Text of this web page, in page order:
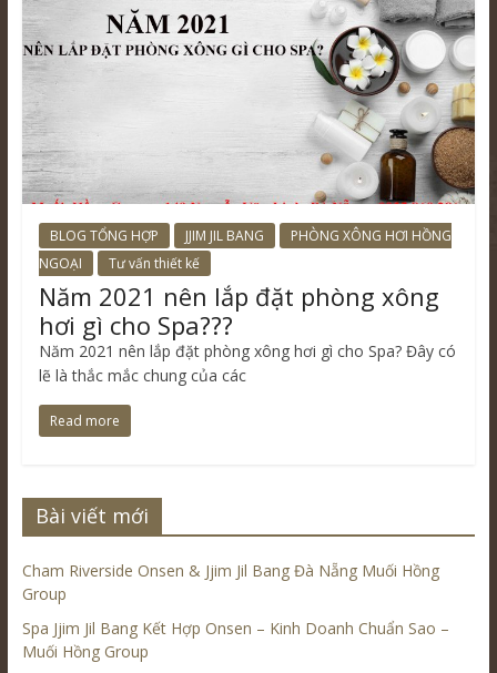
BLOG TỔNG HỢP JJIM JIL BANG
PHÒNG XÔNG HƠI HỒNG
NGOẠI
Tư vấn thiết kế
Năm 2021 nên lắp đặt phòng xông
hơi gì cho Spa???
Năm 2021 nên lắp đặt phòng xông hơi gì cho Spa? Đây có
lẽ là thắc mắc chung của các
Read more
Bài viết mới
Cham Riverside Onsen & Jjim Jil Bang Đà Nẵng Muối Hồng
Group
Spa Jjim Jil Bang Kết Hợp Onsen – Kinh Doanh Chuẩn Sao –
Muối Hồng Group